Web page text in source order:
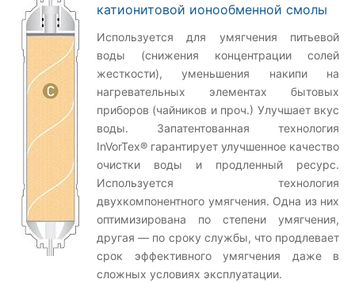
катионитовой ионообменной смолы
Используется для умягчения питьевой
воды (снижения концентрации солей
жесткости), уменьшения накипи на
нагревательных элементах бытовых
приборов (чайников и проч.) Улучшает вкус
воды. Запатентованная технология
InVorTex® гарантирует улучшенное качество
очистки воды и продленный ресурс.
Используется технология
двухкомпонентного умягчения. Одна из них
оптимизирована по степени умягчения,
другая — по сроку службы, что продлевает
срок эффективного умягчения даже в
сложных условиях эксплуатации.